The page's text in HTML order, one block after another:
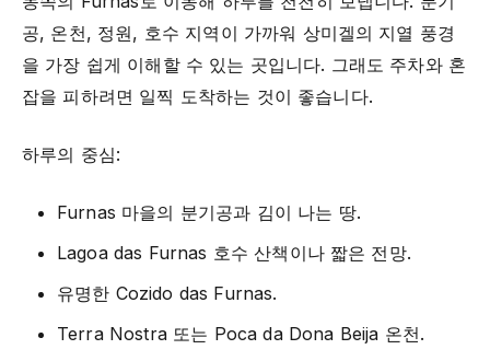
공, 온천, 정원, 호수 지역이 가까워 상미겔의 지열 풍경
을 가장 쉽게 이해할 수 있는 곳입니다. 그래도 주차와 혼
잡을 피하려면 일찍 도착하는 것이 좋습니다.
하루의 중심:
Furnas 마을의 분기공과 김이 나는 땅.
Lagoa das Furnas 호수 산책이나 짧은 전망.
유명한 Cozido das Furnas.
Terra Nostra 또는 Poca da Dona Beija 온천.